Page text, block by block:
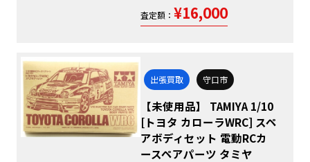
査定額： ¥16,000
出張買取 守口市
【未使用品】 TAMIYA 1/10
[トヨタ カローラWRC] スペ
アボディセット 電動RCカ
ースペアパーツ タミヤ